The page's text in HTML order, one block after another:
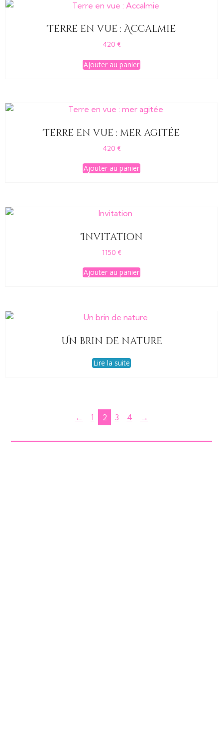
Terre en vue : Accalmie
420 €
Ajouter au panier
Terre en vue : mer agitée
420 €
Ajouter au panier
Invitation
1150 €
Ajouter au panier
Un brin de nature
Lire la suite
← 1 2 3 4 →